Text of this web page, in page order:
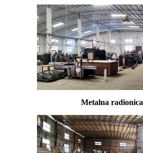
Metalna radionica